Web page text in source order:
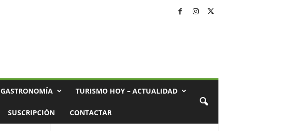
GASTRONOMÍA TURISMO HOY – ACTUALIDAD
SUSCRIPCIÓN CONTACTAR